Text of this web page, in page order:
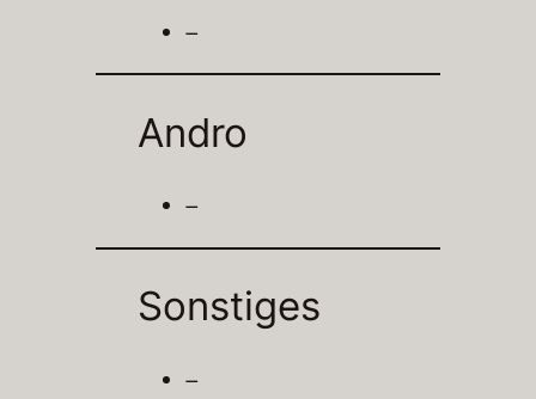
–
Andro
–
Sonstiges
–